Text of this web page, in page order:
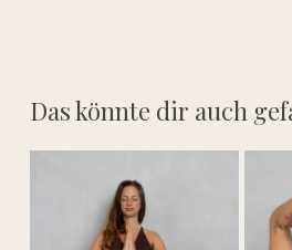
Das könnte dir auch